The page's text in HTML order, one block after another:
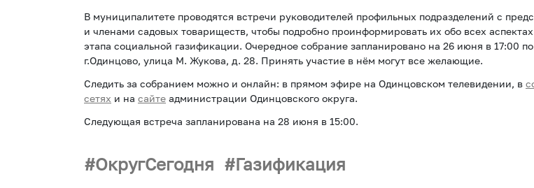
В муниципалитете проводятся встречи руководителей профильных подразделений с
и членами садовых товариществ, чтобы подробно проинформировать их обо всех
этапа социальной газификации. Очередное собрание запланировано на 26 июня в 17:00
г.Одинцово, улица М. Жукова, д. 28. Принять участие в нём могут все желающие.
Следить за собранием можно и онлайн: в прямом эфире на Одинцовском телевидении, в
сетях и на сайте администрации Одинцовского округа.
Следующая встреча запланирована на 28 июня в 15:00.
ОкругСегодня Газификация